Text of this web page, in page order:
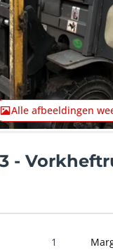
Alle afbeeldingen
-
1